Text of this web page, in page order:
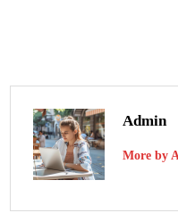
Admin
More by